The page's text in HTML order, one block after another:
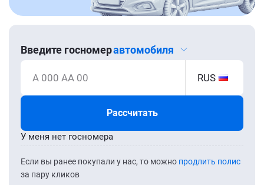
Введите госномеравтомобиля
А 000 АА 00 RUS
Рассчитать
Если вы ранее покупали у нас, то можно продлить полис
за пару кликов
У меня нет госномера